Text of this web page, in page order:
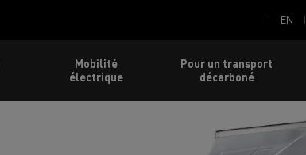
EN
Mobilité
électrique
Pour un transport
décarboné